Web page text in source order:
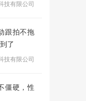
技有限公司
跟拍不拖
了
技有限公司
僵硬，性